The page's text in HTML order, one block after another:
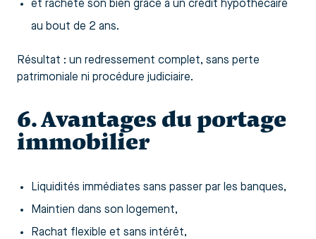
et racheté son bien grâce à un crédit hypothécaire
au bout de 2 ans.
Résultat : un redressement complet, sans perte
patrimoniale ni procédure judiciaire.
6. Avantages du portage
immobilier
Liquidités immédiates sans passer par les banques,
Maintien dans son logement,
Rachat flexible et sans intérêt,